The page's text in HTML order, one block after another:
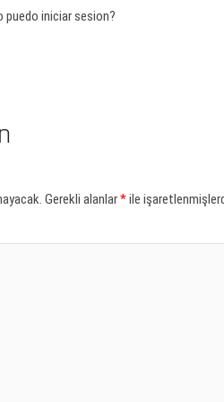
puedo iniciar sesion?
Gerekli alanlar*ile